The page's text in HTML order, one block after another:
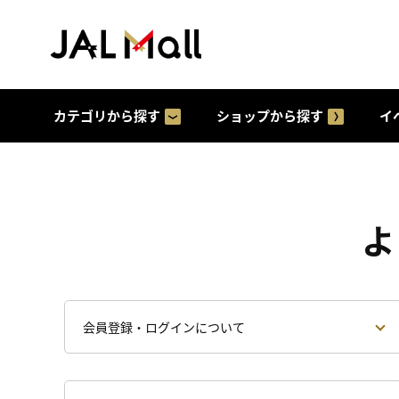
カテゴリから探す ショップから探す イ
会員登録・ログインについて